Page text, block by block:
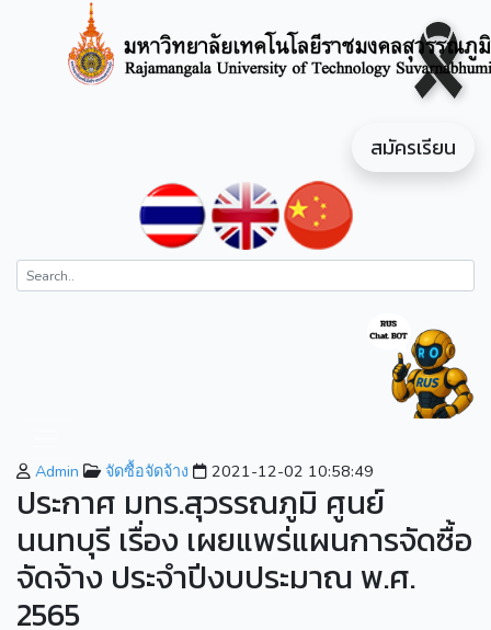
สมัครเรียน
Admin จัดซื้อจัดจ้าง 2021-12-02 10:58:49
ประกาศ มทร.สุวรรณภูมิ ศูนย์
นนทบุรี เรื่อง เผยแพร่แผนการจัดซื้อ
จัดจ้าง ประจำปีงบประมาณ พ.ศ.
2565